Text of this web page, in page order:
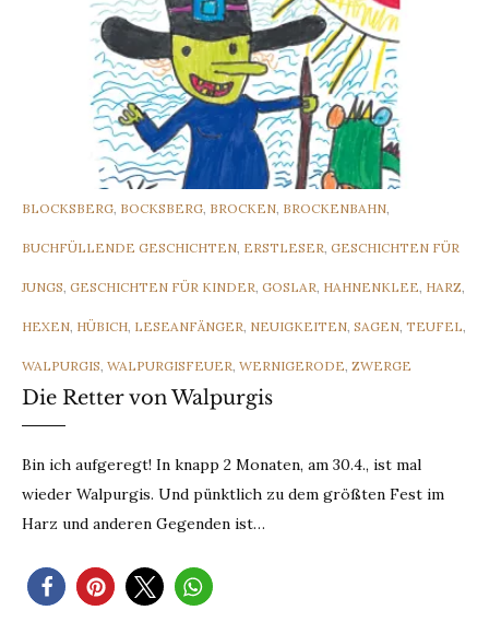
CATEGORIES
BLOCKSBERG, BOCKSBERG, BROCKEN, BROCKENBAHN,
BUCHFÜLLENDE GESCHICHTEN, ERSTLESER, GESCHICHTEN FÜR
JUNGS, GESCHICHTEN FÜR KINDER, GOSLAR, HAHNENKLEE, HARZ,
HEXEN, HÜBICH, LESEANFÄNGER, NEUIGKEITEN, SAGEN, TEUFEL,
WALPURGIS, WALPURGISFEUER, WERNIGERODE, ZWERGE
Die Retter von Walpurgis
Bin ich aufgeregt! In knapp 2 Monaten, am 30.4., ist mal
wieder Walpurgis. Und pünktlich zu dem größten Fest im
Harz und anderen Gegenden ist…